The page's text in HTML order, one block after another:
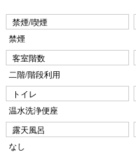
禁煙/喫煙
禁煙
客室階数
二階/階段利用
トイレ
温水洗浄便座
露天風呂
なし